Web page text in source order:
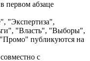
первом абзаце
"Экспертиза",
"Власть", "Выборы",
публикуются на
с